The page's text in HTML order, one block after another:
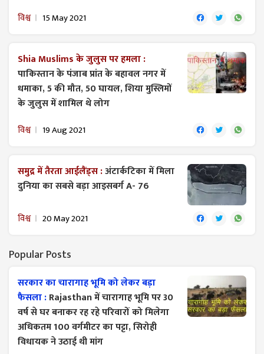
विश्व 15 May 2021
Shia Muslims के जुलुस पर हमला :
पाकिस्तान के पंजाब प्रांत के बहावल नगर में
धमाका, 5 की मौत, 50 घायल, शिया मुस्लिमों
के जुलुस में शामिल थे लोग
विश्व 19 Aug 2021
समुद्र में तैरता आईलैंड्स :अंटार्कटिका में मिला
दुनिया का सबसे बड़ा आइसबर्ग A- 76
विश्व 20 May 2021
Popular Posts
सरकार का चारागाह भूमि को लेकर बड़ा
फैसला :Rajasthan में चारागाह भूमि पर 30
वर्ष से घर बनाकर रह रहे परिवारों को मिलेगा
अधिकतम 100 वर्गमीटर का पट्टा, सिरोही
विधायक ने उठाई थी मांग